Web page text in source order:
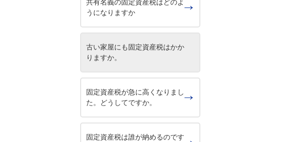
共有名義の固定資産税はどのよ
うになりますか
古い家屋にも固定資産税はかか
りますか。
固定資産税が急に高くなりまし
た。どうしてですか。
固定資産税は誰が納めるのです